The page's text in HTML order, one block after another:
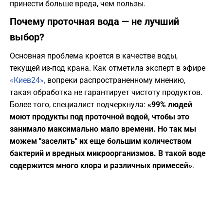
принести больше вреда, чем пользы.
​Почему проточная вода — не лучший
выбор?
​Основная проблема кроется в качестве воды,
текущей из-под крана. Как отметила эксперт в эфире
«Киев24», вопреки распространенному мнению,
такая обработка не гарантирует чистоту продуктов.
Более того, специалист подчеркнула: «99% людей
моют продукты под проточной водой, чтобы это
занимало максимально мало времени. Но так мы
можем "заселить" их еще большим количеством
бактерий и вредных микроорганизмов. В такой воде
содержится много хлора и различных примесей».